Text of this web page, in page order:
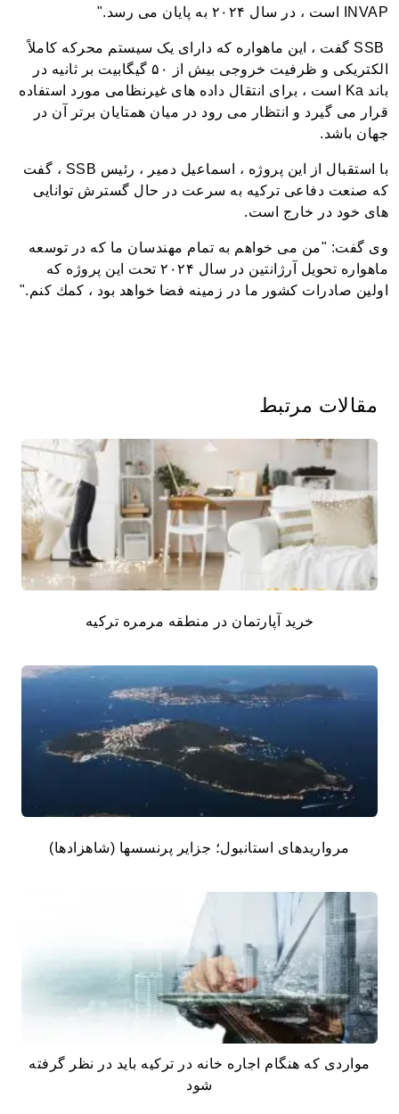
INVAP است ، در سال ۲۰۲۴ به پایان می رسد."
SSB گفت ، این ماهواره که دارای یک سیستم محرکه کاملاً
الکتریکی و ظرفیت خروجی بیش از ۵۰ گیگابیت بر ثانیه در
باند Ka است ، برای انتقال داده های غیرنظامی مورد استفاده
قرار می گیرد و انتظار می رود در میان همتایان برتر آن در
جهان باشد.
با استقبال از این پروژه ، اسماعیل دمیر ، رئیس SSB ، گفت
که صنعت دفاعی ترکیه به سرعت در حال گسترش توانایی
های خود در خارج است.
وی گفت: "من می خواهم به تمام مهندسان ما كه در توسعه
ماهواره تحویل آرژانتین در سال ۲۰۲۴ تحت این پروژه كه
اولین صادرات كشور ما در زمینه فضا خواهد بود ، كمك كنم."
مقالات مرتبط
خرید آپارتمان در منطقه مرمره ترکیه
مرواریدهای استانبول؛ جزایر پرنسسها (شاهزادها)
مواردی که هنگام اجاره خانه در ترکیه باید در نظر گرفته
شود